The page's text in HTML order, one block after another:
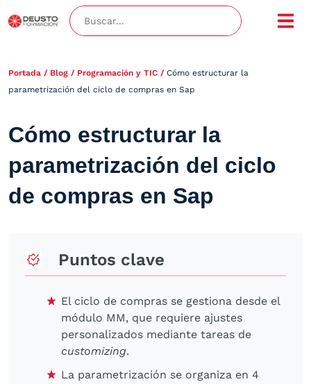
Portada / Blog / Programación y TIC / Cómo estructurar la
parametrización del ciclo de compras en Sap
Cómo estructurar la
parametrización del ciclo
de compras en Sap
Puntos clave
El ciclo de compras se gestiona desde el
módulo MM, que requiere ajustes
personalizados mediante tareas de
customizing.
La parametrización se organiza en 4